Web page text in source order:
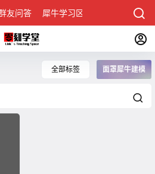
友问答 犀牛学习区
全部标签 面罩犀牛建模